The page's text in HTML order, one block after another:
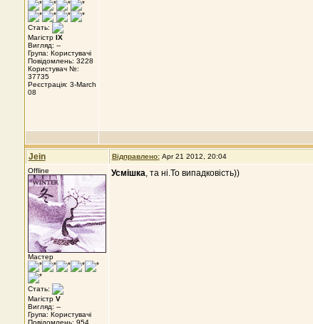
Стать:
Магістр IX
Вигляд: --
Група: Користувачі
Повідомлень: 3228
Користувач №:
37735
Реєстрація: 3-March
08
Jein Відправлено: Apr 21 2012, 20:04
Offline
Мастер
Стать:
Магістр V
Вигляд: --
Група: Користувачі
Повідомлень: 954
Усмішка, та ні.То випадковість))